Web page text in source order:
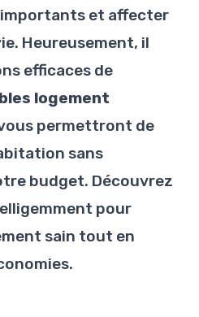
et affecter
Heureusement, il
efficaces de
logement
permettront de
sans
budget. Découvrez
pour
sain tout en